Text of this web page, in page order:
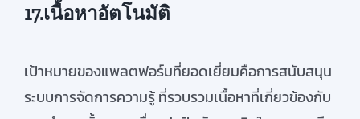
17.เนื้อหาอัตโนมัติ
เป้าหมายของแพลตฟอร์มที่ยอดเยี่ยมคือการสนับสนุน
ระบบการจัดการความรู้ ที่รวบรวมเนื้อหาที่เกี่ยวข้องกับ